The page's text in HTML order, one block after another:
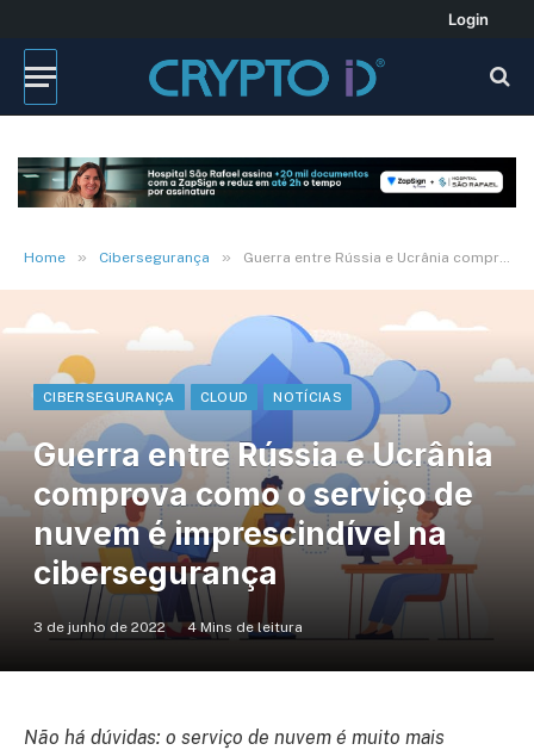
Login
Home » Cibersegurança » Guerra entre Rússia e Ucrânia comprova como o serviço de nuvem é imprescindível na cibersegurança
CIBERSEGURANÇA CLOUD NOTÍCIAS
Guerra entre Rússia e Ucrânia
comprova como o serviço de
nuvem é imprescindível na
cibersegurança
3 de junho de 2022 4 Mins de leitura
Não há dúvidas: o serviço de nuvem é muito mais